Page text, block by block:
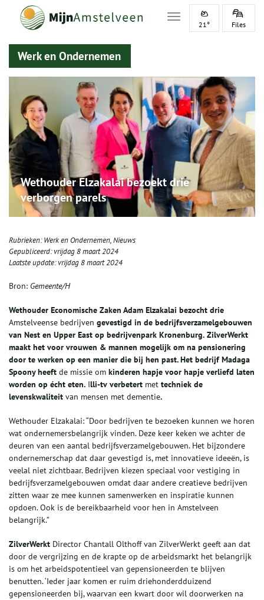
Toggle navigation
21° Files
Werk en Ondernemen
Wethouder Elzakalai bezoekt drie
verborgen parels
Rubrieken:Werk en Ondernemen,Nieuws
Gepubliceerd:vrijdag 8 maart 2024
Laatste update:vrijdag 8 maart 2024
Bron: Gemeente/H
Wethouder Economische Zaken Adam Elzakalai bezocht drie
Amstelveense bedrijven gevestigd in de bedrijfsverzamelgebouwen
van Nest en Upper East op bedrijvenpark Kronenburg. ZilverWerkt
maakt het voor vrouwen & mannen mogelijk om na pensionering
door te werken op een manier die bij hen past.Het bedrijf Madaga
Spoonyheeft de missie om kinderen hapje voor hapje verliefd laten
worden op écht eten. Illi-tv verbetert met techniek de
levenskwaliteit van mensen met dementie.
Wethouder Elzakalai: “Door bedrijven te bezoeken kunnen we horen
wat ondernemersbelangrijk vinden. Deze keer keken we achter de
deuren van een aantal bedrijfsverzamelgebouwen. Het bijzondere
ondernemerschap dat daar gevestigd is, met innovatieve ideeën, is
veelal niet zichtbaar. Bedrijven kiezen speciaal voor vestiging in
bedrijfsverzamelgebouwen omdat daar andere creatieve bedrijven
zitten waar ze mee kunnen samenwerken en inspiratie kunnen
opdoen. Ook is de bereikbaarheid voor hen in Amstelveen
belangrijk.”
ZilverWerkt Director Chantall Olthoff van ZilverWerkt geeft aan dat
door de vergrijzing en de krapte op de arbeidsmarkt het belangrijk
is om het arbeidspotentieel van gepensioneerden te blijven
benutten. ‘Ieder jaar komen er ruim driehonderdduizend
gepensioneerden bij, waarvan een kwart door wil doorwerken na